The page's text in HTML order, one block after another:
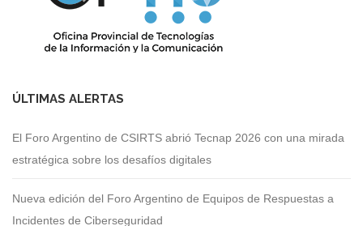
ÚLTIMAS ALERTAS
El Foro Argentino de CSIRTS abrió Tecnap 2026 con una mirada
estratégica sobre los desafíos digitales
Nueva edición del Foro Argentino de Equipos de Respuestas a
Incidentes de Ciberseguridad